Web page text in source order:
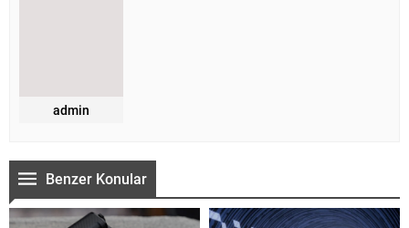
admin
Benzer Konular